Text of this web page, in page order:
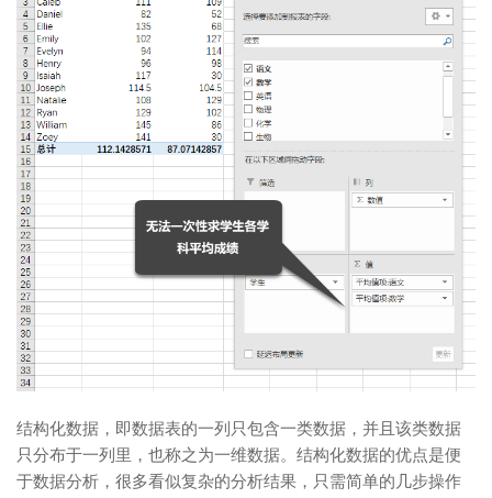
结构化数据，即数据表的一列只包含一类数据，并且该类数据
只分布于一列里，也称之为一维数据。结构化数据的优点是便
于数据分析，很多看似复杂的分析结果，只需简单的几步操作